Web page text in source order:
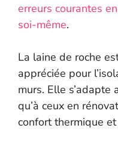
erreurs courantes
soi-même.
La laine de roche
appréciée pour
murs. Elle s’adapte
qu’à ceux en
confort thermique